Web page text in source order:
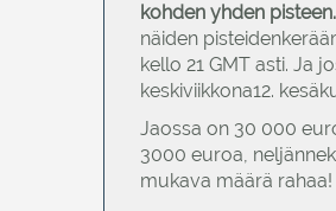
kohden yhden pisteen.
näiden
kello 21 GMT asti. Ja
keskiviikkona12.
Jaossa on 30 000
3000 euroa,
mukava määrä rahaa!